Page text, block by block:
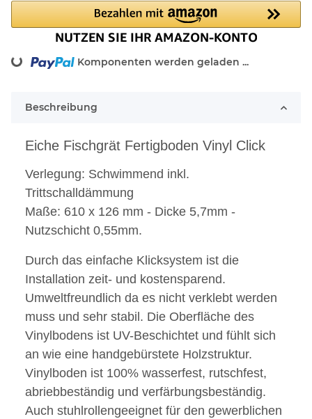
Komponenten werden geladen ...
Beschreibung
Eiche Fischgrät Fertigboden Vinyl Click
Verlegung: Schwimmend inkl.
Trittschalldämmung
Maße: 610 x 126 mm - Dicke 5,7mm -
Nutzschicht 0,55mm.
Durch das einfache Klicksystem ist die
Installation zeit- und kostensparend.
Umweltfreundlich da es nicht verklebt werden
muss und sehr stabil. Die Oberfläche des
Vinylbodens ist UV-Beschichtet und fühlt sich
an wie eine handgebürstete Holzstruktur.
Vinylboden ist 100% wasserfest, rutschfest,
abriebbeständig und verfärbungsbeständig.
Auch stuhlrollengeeignet für den gewerblichen